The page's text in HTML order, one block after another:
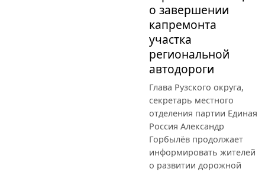
о завершении
капремонта
участка
региональной
автодороги
Глава Рузского округа,
секретарь местного
отделения партии Единая
Россия Александр
Горбылёв продолжает
информировать жителей
о развитии дорожной